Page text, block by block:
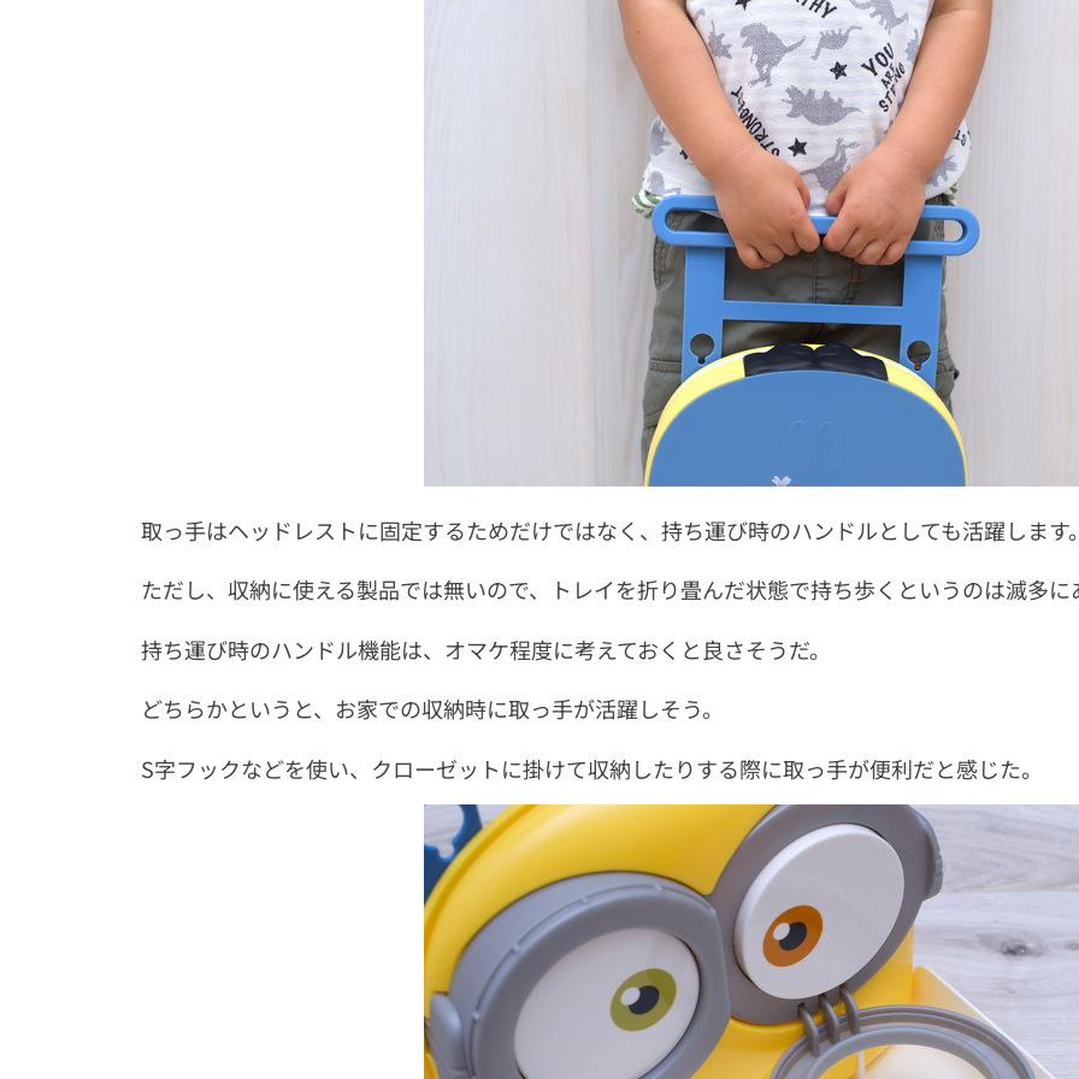
取っ手はヘッドレストに固定するためだけではなく、持ち運び時のハンドルとしても活躍します
ただし、収納に使える製品では無いので、トレイを折り畳んだ状態で持ち歩くというのは滅多
持ち運び時のハンドル機能は、オマケ程度に考えておくと良さそうだ。
どちらかというと、お家での収納時に取っ手が活躍しそう。
S字フックなどを使い、クローゼットに掛けて収納したりする際に取っ手が便利だと感じた。